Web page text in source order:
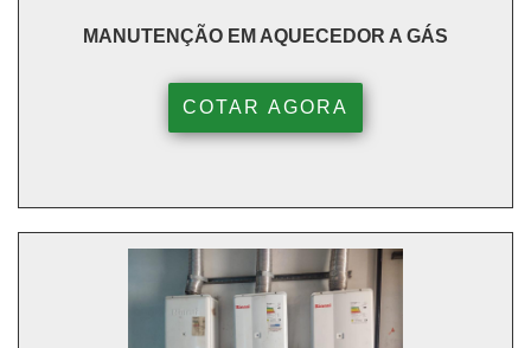
MANUTENÇÃO EM AQUECEDOR A GÁS
COTAR AGORA